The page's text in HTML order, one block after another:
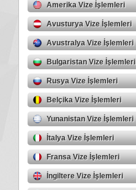
Amerika Vize İşlemleri
Avusturya Vize İşlemleri
Avustralya Vize İşlemleri
Bulgaristan Vize İşlemleri
Rusya Vize İşlemleri
Belçika Vize İşlemleri
Yunanistan Vize İşlemleri
İtalya Vize İşlemleri
Fransa Vize İşlemleri
İngiltere Vize İşlemleri